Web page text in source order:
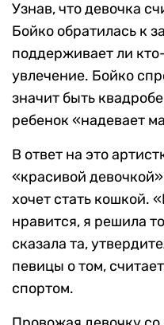
Узнав, что девочка
Бойко обратилась к
поддерживает ли
увлечение. Бойко
значит быть
ребенок «надевает
В ответ на это
«красивой
хочет стать кошкой.
нравится, я решила
сказала та,
певицы о том,
спортом.